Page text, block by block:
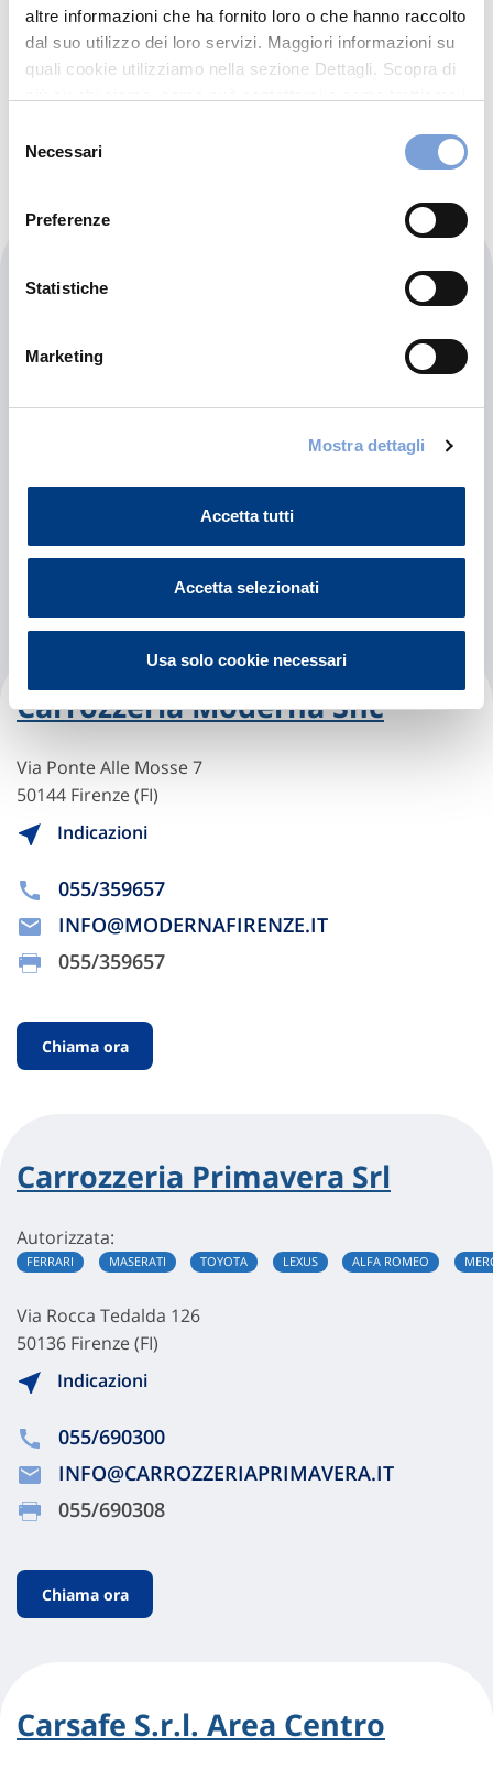
altre informazioni che ha fornito loro o che hanno raccolto
dal suo utilizzo dei loro servizi. Maggiori informazioni su
quali cookie utilizziamo nella sezione Dettagli. Scopra di
può trovare nel footer del sito nella sezione "Informativa
delNecessari
Preferenze
Statistiche
Marketing
Mostra dettagli
Accetta tutti
Accetta selezionati
Usa solo cookie necessari
CARROZZERIAENZO@GMAIL.COM
055412713
Chiama ora
Carrozzeria Gamma Snc
50141 Firenze (FI)
POSTA@GAMMACAR.IT
Carrozzeria Moderna Snc
Via Ponte Alle Mosse 7
50144 Firenze (FI)
Indicazioni
055/359657
INFO@MODERNAFIRENZE.IT
055/359657
Chiama ora
Carrozzeria Primavera Srl
Autorizzata:
FERRARI MASERATI TOYOTA LEXUS ALFA ROMEO
Via Rocca Tedalda 126
50136 Firenze (FI)
Indicazioni
055/690300
INFO@CARROZZERIAPRIMAVERA.IT
055/690308
Chiama ora
Carsafe S.r.l. Area Centro